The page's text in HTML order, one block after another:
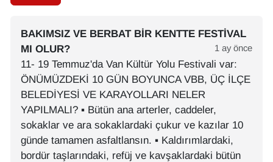
BAKIMSIZ VE BERBAT BIR KENTTE FESTIVAL
MI OLUR?
1 ay önce
11- 19 Temmuz'da Van Kültür Yolu Festivali var:
ÖNÜMÜZDEKİ 10 GÜN BOYUNCA VBB, ÜÇ İLÇE
BELEDİYESİ VE KARAYOLLARI NELER
YAPILMALI? ▪︎ Bütün ana arterler, caddeler,
sokaklar ve ara sokaklardaki çukur ve kazılar 10
günde tamamen asfaltlansın. ▪︎ Kaldırımlardaki,
bordür taşlarındaki, refüj ve kavşaklardaki bütün